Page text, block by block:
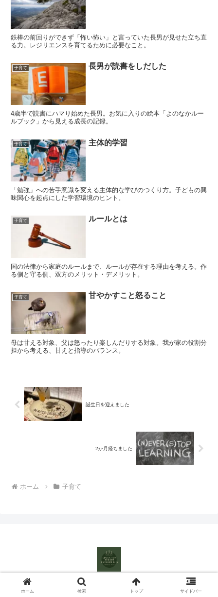
鉄棒の前回りができず「怖い怖い」と言っていた長男が見せた立ち直
る力。レジリエンスを育てるために必要なこと。
子育て 長男が読書をしだした
4歳半で読書にハマり始めた長男。お気に入りの絵本「よのなかルー
ルブック」から見える成長の記録。
子育て 主体的学習
「勉強」への苦手意識を変える主体的な学びのつくり方。子どもの興
味関心を起点にした学習環境のヒント。
子育て ルールとは
国の法律から家庭のルールまで、ルールが存在する理由を考える。作
る側と守る側、双方のメリット・デメリット。
子育て 甘やかすこと怒ること
母は甘える対象、父は怒ったり楽しんだりする対象。我が家の役割分
担から考える、甘えと指導のバランス。
誕生日を迎えました
2か月経ちました
ホーム 子育て
© 2023 パパの嗜み.
ホーム 検索 トップ サイドバー